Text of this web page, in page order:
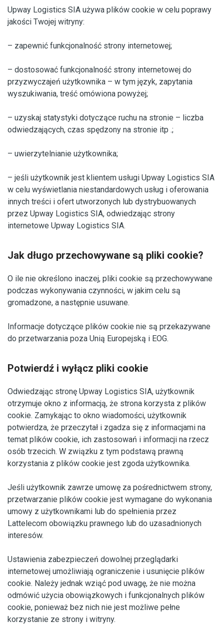
Upway Logistics SIA używa plików cookie w celu poprawy
jakości Twojej witryny:
– zapewnić funkcjonalność strony internetowej;
– dostosować funkcjonalność strony internetowej do
przyzwyczajeń użytkownika – w tym język, zapytania
wyszukiwania, treść omówiona powyżej;
– uzyskaj statystyki dotyczące ruchu na stronie – liczba
odwiedzających, czas spędzony na stronie itp .;
– uwierzytelnianie użytkownika;
– jeśli użytkownik jest klientem usługi Upway Logistics SIA
w celu wyświetlania niestandardowych usług i oferowania
innych treści i ofert utworzonych lub dystrybuowanych
przez Upway Logistics SIA, odwiedzając strony
internetowe Upway Logistics SIA.
Jak długo przechowywane są pliki cookie?
O ile nie określono inaczej, pliki cookie są przechowywane
podczas wykonywania czynności, w jakim celu są
gromadzone, a następnie usuwane.
Informacje dotyczące plików cookie nie są przekazywane
do przetwarzania poza Unią Europejską i EOG.
Potwierdź i wyłącz pliki cookie
Odwiedzając stronę Upway Logistics SIA, użytkownik
otrzymuje okno z informacją, że strona korzysta z plików
cookie. Zamykając to okno wiadomości, użytkownik
potwierdza, że ​​przeczytał i zgadza się z informacjami na
temat plików cookie, ich zastosowań i informacji na rzecz
osób trzecich. W związku z tym podstawą prawną
korzystania z plików cookie jest zgoda użytkownika.
Jeśli użytkownik zawrze umowę za pośrednictwem strony,
przetwarzanie plików cookie jest wymagane do wykonania
umowy z użytkownikami lub do spełnienia przez
Lattelecom obowiązku prawnego lub do uzasadnionych
interesów.
Ustawienia zabezpieczeń dowolnej przeglądarki
internetowej umożliwiają ograniczenie i usunięcie plików
cookie. Należy jednak wziąć pod uwagę, że nie można
odmówić użycia obowiązkowych i funkcjonalnych plików
cookie, ponieważ bez nich nie jest możliwe pełne
korzystanie ze strony i witryny.